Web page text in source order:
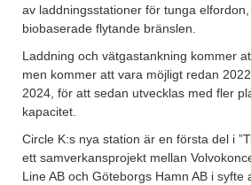
av laddningsstationer för tunga
biobaserade flytande bränslen.
Laddning och vätgastankning kommer
men kommer att vara möjligt redan
2024, för att sedan utvecklas med fler
kapacitet.
Circle K:s nya station är en första del i
ett samverkansprojekt mellan
Line AB och Göteborgs Hamn AB i syfte